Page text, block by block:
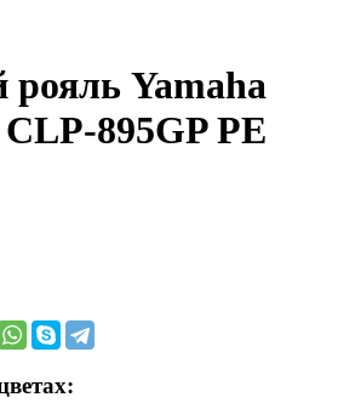
Yamaha
895GP PE